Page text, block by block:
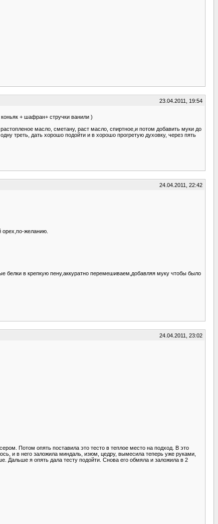
23.04.2011, 19:54
+ шафран+ стручки ванили )
масло, сметану, раст масло, спиртное,и потом добавить муки до
треть, дать хорошо подойти и в хорошо прогретую духовку, через пять
24.04.2011, 22:42
орех,по-желанию.
белки в крепкую пену,аккуратно перемешиваем,добавляя муку чтобы было
24.04.2011, 23:02
Потом опять поставила это тесто в теплое место на подход. В это
и в него заложила миндаль, изюм, цедру, вымесила теперь уже руками,
Дальше я опять дала тесту подойти. Снова его обмяла и заложила в 2